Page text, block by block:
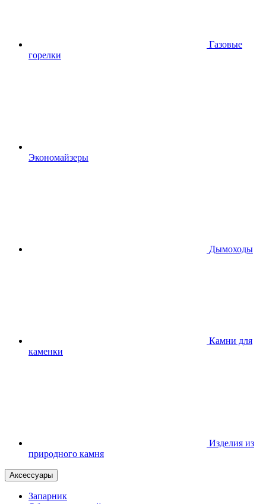
Газовые
горелки
Экономайзеры
Дымоходы
Камни для
каменки
Изделия из
природного камня
Аксессуары
Запарник